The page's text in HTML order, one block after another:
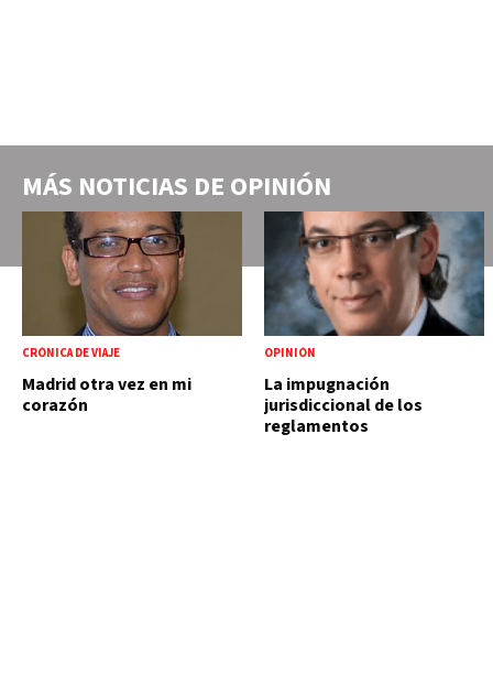
MÁS NOTICIAS DE OPINIÓN
CRÓNICA DE VIAJE
Madrid otra vez en mi
corazón
OPINIÓN
La impugnación
jurisdiccional de los
reglamentos